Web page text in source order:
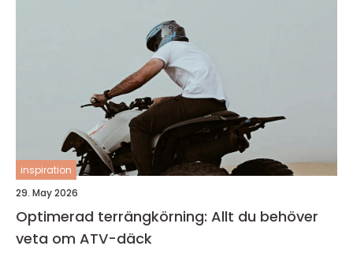
inspiration
29. May 2026
Optimerad terrängkörning: Allt du behöver
veta om ATV-däck